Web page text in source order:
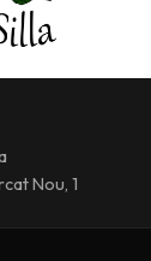
Nou, 1